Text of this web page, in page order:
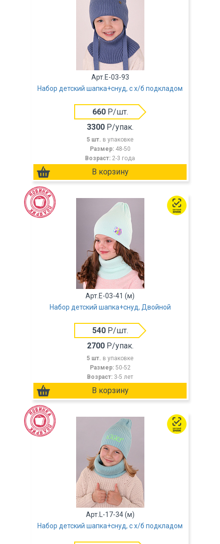
Арт.E-03-93
Набор детский шапка+снуд, с х/б подкладом
660Р/шт.
3300Р/упак.
5 шт. в упаковке
Размер: 48-50
Возраст: 2-3 года
Арт.E-03-41 (м)
Набор детский шапка+снуд, Двойной
540Р/шт.
2700Р/упак.
5 шт. в упаковке
Размер: 50-52
Возраст: 3-5 лет
Арт.L-17-34 (м)
Набор детский шапка+снуд, с х/б подкладом